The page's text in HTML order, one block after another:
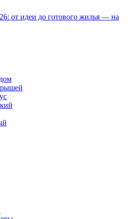
от идеи до готового жилья — на